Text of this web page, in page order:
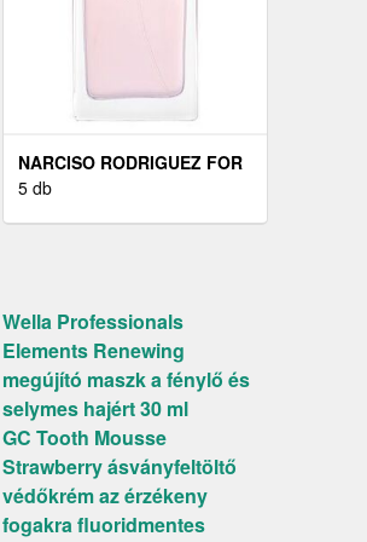
NARCISO RODRIGUEZ FOR
HER MUSC NOIR EAU DE
5 db
Wella Professionals
Elements Renewing
megújító maszk a fénylő és
selymes hajért 30 ml
GC Tooth Mousse
Strawberry ásványfeltöltő
védőkrém az érzékeny
fogakra fluoridmentes